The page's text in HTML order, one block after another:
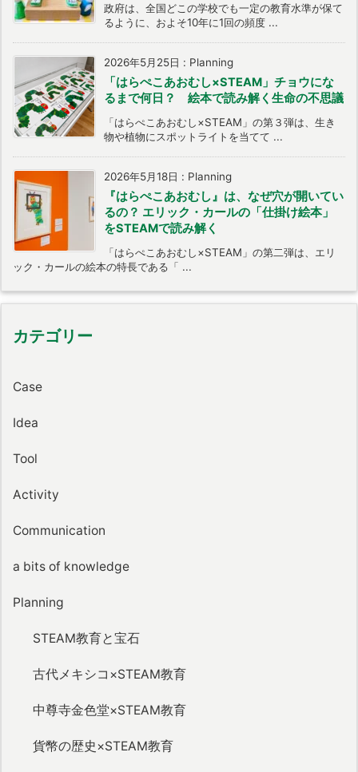
政府は、全国どこの学校でも一定の教育水準が保て
るように、およそ10年に1回の頻度 ...
2026年5月25日 : Planning
「はらぺこあおむし×STEAM」チョウにな
るまで何日？ 絵本で読み解く生命の不思議
「はらぺこあおむし×STEAM」の第３弾は、生き
物や植物にスポットライトを当てて ...
2026年5月18日 : Planning
『はらぺこあおむし』は、なぜ穴が開いてい
るの？ エリック・カールの「仕掛け絵本」
をSTEAMで読み解く
「はらぺこあおむし×STEAM」の第二弾は、エリ
ック・カールの絵本の特長である「 ...
カテゴリー
Case
Idea
Tool
Activity
Communication
a bits of knowledge
Planning
STEAM教育と宝石
古代メキシコ×STEAM教育
中尊寺金色堂×STEAM教育
貨幣の歴史×STEAM教育